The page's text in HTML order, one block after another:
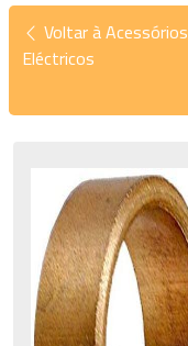
Voltar à Acessórios
Eléctricos